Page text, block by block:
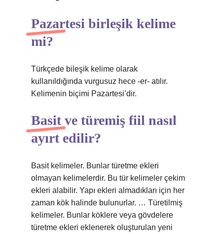
Pazartesi birleşik kelime
mi?
Türkçede bileşik kelime olarak
kullanıldığında vurgusuz hece -er- atılır.
Kelimenin biçimi Pazartesi’dir.
Basit ve türemiş fiil nasıl
ayırt edilir?
Basit kelimeler. Bunlar türetme ekleri
olmayan kelimelerdir. Bu tür kelimeler çekim
ekleri alabilir. Yapı ekleri almadıkları için her
zaman kök halinde bulunurlar. … Türetilmiş
kelimeler. Bunlar köklere veya gövdelere
türetme ekleri eklenerek oluşturulan yeni